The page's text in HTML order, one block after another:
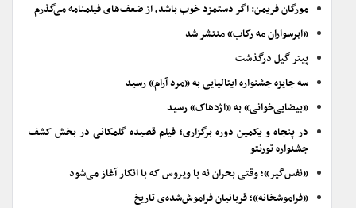
مورگان فریمن: اگر دستمزد خوب باشد، از ضعف‌های فیلمنامه می‌گذرم
«ابرسواران مه رکاب» منتشر شد
پیتر گیل درگذشت
سه جایزه جشنواره ایتالیایی به «مرد آرام» رسید
«بیضایی‌خوانی» به «اژدهاک» رسید
در پنجاه و یکمین دوره برگزاری؛ فیلم قصیده گلمکانی در بخش کشف
جشنواره تورنتو
«نفس‌گیر»؛ وقتی بحران نه با ویروس که با انکار آغاز می‌شود
«فراموشخانه»؛ قربانیان فراموش‌شده‌ی تاریخ